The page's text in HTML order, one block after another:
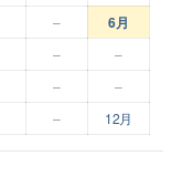
– 6月
– –
–
–
– 12月